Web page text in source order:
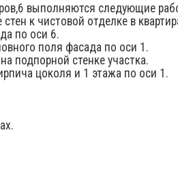
выполняются следующие
к чистовой отделке в
по оси 6.
поля фасада по оси 1.
подпорной стенке участка.
цоколя и 1 этажа по оси 1.